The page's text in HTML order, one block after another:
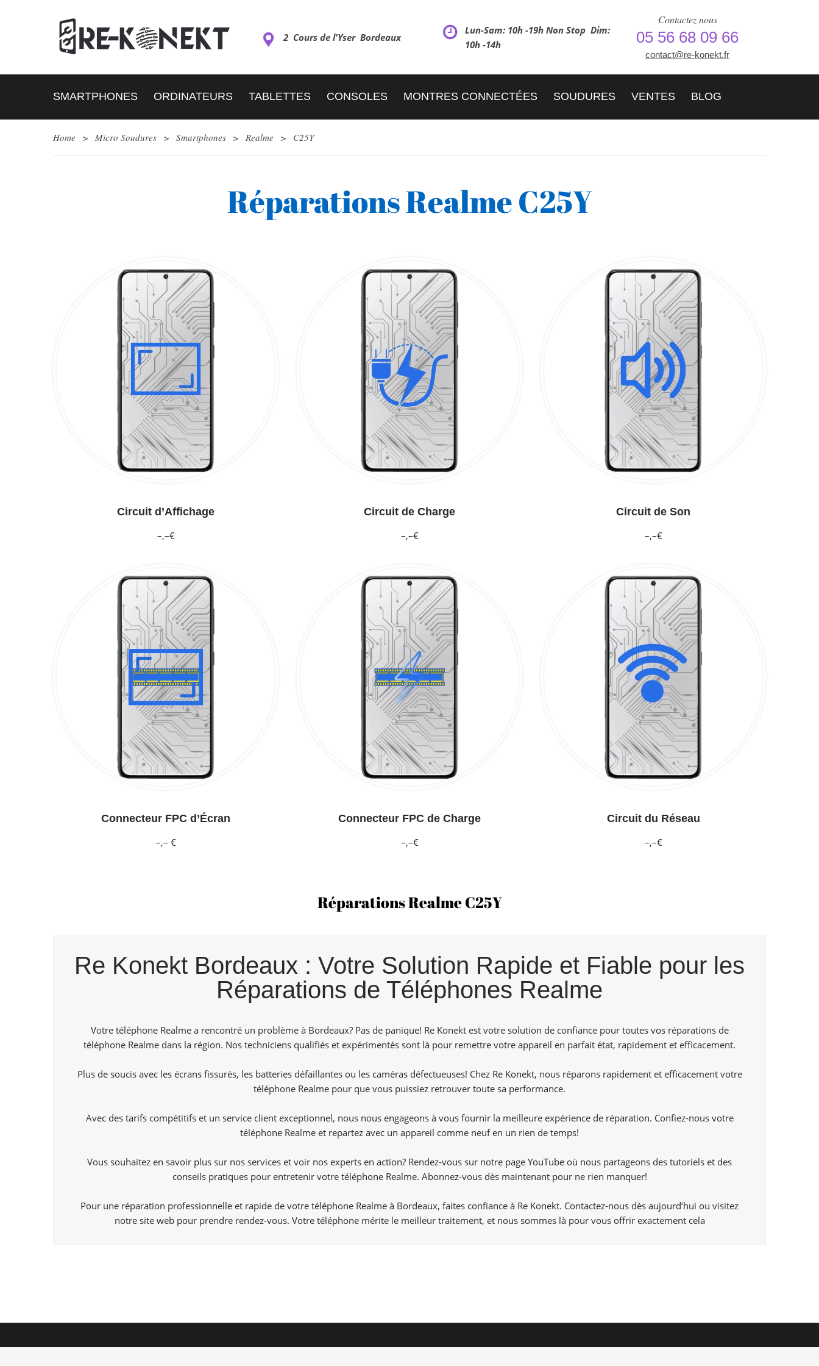
2 Cours de l'Yser Bordeaux
Lun-Sam: 10h -19h Non Stop Dim:
10h -14h
Contactez nous
05 56 68 09 66
contact@re-konekt.fr
SMARTPHONES ORDINATEURS TABLETTES CONSOLES MONTRES CONNECTÉES SOUDURES VENTES BLOG
Home > Micro Soudures > Smartphones > Realme > C25Y
Réparations Realme C25Y
Circuit d’Affichage
–,–€
Circuit de Charge
–,–€
Circuit de Son
–,–€
Connecteur FPC d’Écran
–,– €
Connecteur FPC de Charge
–,–€
Circuit du Réseau
–,–€
Réparations Realme C25Y
Re Konekt Bordeaux : Votre Solution Rapide et Fiable pour les
Réparations de Téléphones Realme
Votre téléphone Realme a rencontré un problème à Bordeaux? Pas de panique! Re Konekt est votre solution de confiance pour toutes vos réparations de
téléphone Realme dans la région. Nos techniciens qualifiés et expérimentés sont là pour remettre votre appareil en parfait état, rapidement et efficacement.
Plus de soucis avec les écrans fissurés, les batteries défaillantes ou les caméras défectueuses! Chez Re Konekt, nous réparons rapidement et efficacement votre
téléphone Realme pour que vous puissiez retrouver toute sa performance.
Avec des tarifs compétitifs et un service client exceptionnel, nous nous engageons à vous fournir la meilleure expérience de réparation. Confiez-nous votre
téléphone Realme et repartez avec un appareil comme neuf en un rien de temps!
Vous souhaitez en savoir plus sur nos services et voir nos experts en action? Rendez-vous sur notre page YouTube où nous partageons des tutoriels et des
conseils pratiques pour entretenir votre téléphone Realme. Abonnez-vous dès maintenant pour ne rien manquer!
Pour une réparation professionnelle et rapide de votre téléphone Realme à Bordeaux, faites confiance à Re Konekt. Contactez-nous dès aujourd’hui ou visitez
notre site web pour prendre rendez-vous. Votre téléphone mérite le meilleur traitement, et nous sommes là pour vous offrir exactement cela